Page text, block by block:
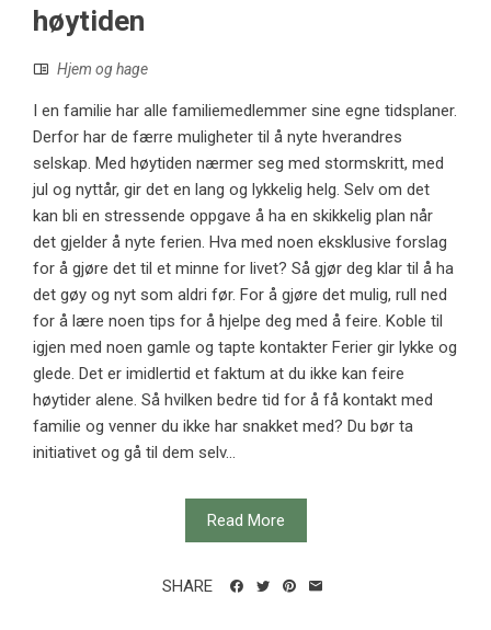
høytiden
Hjem og hage
I en familie har alle familiemedlemmer sine egne tidsplaner.
Derfor har de færre muligheter til å nyte hverandres
selskap. Med høytiden nærmer seg med stormskritt, med
jul og nyttår, gir det en lang og lykkelig helg. Selv om det
kan bli en stressende oppgave å ha en skikkelig plan når
det gjelder å nyte ferien. Hva med noen eksklusive forslag
for å gjøre det til et minne for livet? Så gjør deg klar til å ha
det gøy og nyt som aldri før. For å gjøre det mulig, rull ned
for å lære noen tips for å hjelpe deg med å feire. Koble til
igjen med noen gamle og tapte kontakter Ferier gir lykke og
glede. Det er imidlertid et faktum at du ikke kan feire
høytider alene. Så hvilken bedre tid for å få kontakt med
familie og venner du ikke har snakket med? Du bør ta
initiativet og gå til dem selv...
Read More
SHARE